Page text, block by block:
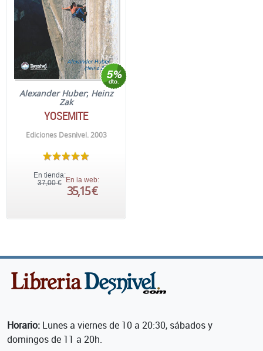
Alexander Huber; Heinz
Zak
YOSEMITE
Ediciones Desnivel. 2003
En tienda:
37,00 € En la web:
35,15 €
Horario: Lunes a viernes de 10 a 20:30, sábados y
domingos de 11 a 20h.